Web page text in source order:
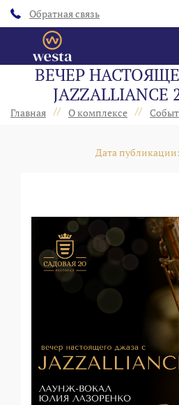
Обратная связь
ВЕЧЕР
Главная // О комплексе //
Дата